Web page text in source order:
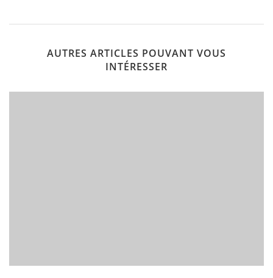
AUTRES ARTICLES POUVANT VOUS
INTÉRESSER